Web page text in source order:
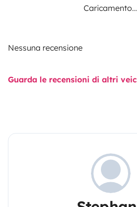
Caricamento...
Nessuna recensione
Guarda le recensioni di altri